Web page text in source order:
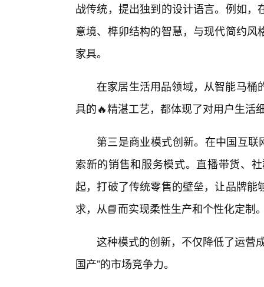
战传统，提出独到的设计语言。例如
意境、榫卯结构的智慧，与现代简约
家具。
在家居生活用品领域，从智能马桶
具的🔥精湛工艺，都体现了对用户生活
第三是商业模式创新。在中国互联
索新的销售和服务模式。直播带货、
起，打破了传统零售的壁垒，让品牌
求，从📘而实现柔性生产和个性化定制
这种模式的创新，不仅降低了运营
国产”的市场竞争力。